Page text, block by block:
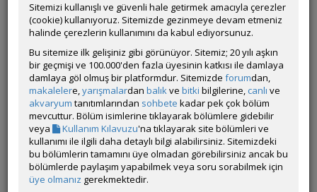
panzehir1979
Çevrim Dışı
Gönderim Zamanı:18 Nisan 2026 21:08
Sitemizi kullanışlı ve güvenli hale getirmek amacıyla çerezler
(cookie) kullanıyoruz. Sitemizde gezinmeye devam etmeniz
halinde çerezlerin kullanımını da kabul ediyorsunuz.
Bu sitemize ilk gelişiniz gibi görünüyor. Sitemiz; 20 yılı aşkın
bir geçmişi ve 100.000'den fazla üyesinin katkısı ile damlaya
damlaya göl olmuş bir platformdur. Sitemizde forumdan,
makalelere,yarışmalardan balıkve bitki bilgilerine, canlı ve
akvaryum tanıtımlarından sohbete kadar pek çok bölüm
mevcuttur. Bölüm isimlerine tıklayarak bölümlere gidebilir
veya
Kullanım Kılavuzu'na tıklayarak site bölümleri ve
kullanımı ile ilgili daha detaylı bilgi alabilirsiniz. Sitemizdeki
bu bölümlerin tamamını üye olmadan görebilirsiniz ancak bu
bölümlerde paylaşım yapabilmek veya soru sorabilmek için
üye olmanız gerekmektedir.